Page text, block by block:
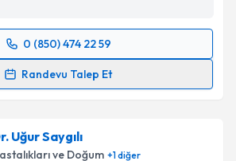
Takvim Talebini Gönder
0 (850) 474 22 59
Randevu Talep Et
Talebi
e-posta ile bilgilendireceğiz.
Uğur Saygılı
ve Doğum +1diğer